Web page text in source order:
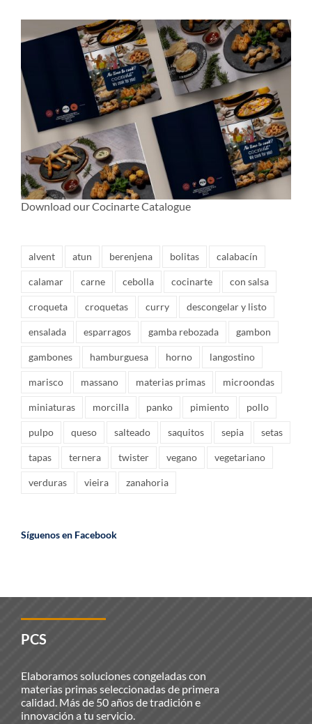
Download our Cocinarte Catalogue
alvent atun berenjena bolitas calabacín
calamar carne cebolla cocinarte con salsa
croqueta croquetas curry descongelar y listo
ensalada esparragos gamba rebozada gambon
gambones hamburguesa horno langostino
marisco massano materias primas microondas
miniaturas morcilla panko pimiento pollo
pulpo queso salteado saquitos sepia setas
tapas ternera twister vegano vegetariano
verduras vieira zanahoria
Síguenos en Facebook
PCS
Elaboramos soluciones congeladas con
materias primas seleccionadas de primera
calidad. Más de 50 años de tradición e
innovación a tu servicio.